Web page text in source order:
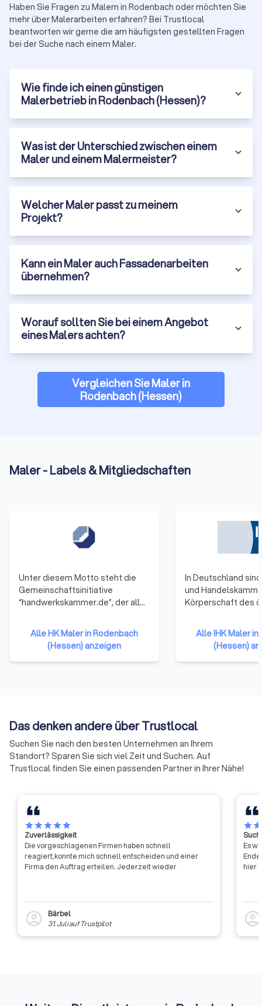
Haben Sie Fragen zu Malern in Rodenbach oder möchten Sie
mehr über Malerarbeiten erfahren? Bei Trustlocal
beantworten wir gerne die am häufigsten gestellten Fragen
bei der Suche nach einem Maler.
Wie finde ich einen günstigen
Malerbetrieb in Rodenbach (Hessen)?
Was ist der Unterschied zwischen einem
Maler und einem Malermeister?
Welcher Maler passt zu meinem
Projekt?
Kann ein Maler auch Fassadenarbeiten
übernehmen?
Worauf sollten Sie bei einem Angebot
eines Malers achten?
Vergleichen Sie Maler in
Rodenbach (Hessen)
Maler - Labels & Mitgliedschaften
Unter diesem Motto steht die
Gemeinschaftsinitiative
“handwerkskammer.de”, der alle
angehören. Sie repräsentieren
damit das gesamte Handwerk in
der Bundesrepublik Deutschland.
Die Mitglieder haben sich darauf
der Handwerkskammern
effizienter und effektiver
werden.
Alle HK Maler in Rodenbach
(Hessen) anzeigen
In Deutschland
und
Körperschaft des
Unternehmen
Unternehmen mit
reiner
an.
Alle IHK Maler
(Hessen)
Das denken andere über Trustlocal
Suchen Sie nach den besten Unternehmen an Ihrem
Standort? Sparen Sie sich viel Zeit und Suchen. Auf
Trustlocal finden Sie einen passenden Partner in Ihrer Nähe!
starstarstarstarstar
Zuverlässigkeit
Die vorgeschlagenen Firmen haben schnell
reagiert,konnte mich schnell entscheiden und einer
Firma den Auftrag erteilen. Jederzeit wieder
account_circle
Bärbel
31. Juliauf Trustpilot
starstar
Es
hier
account_circle